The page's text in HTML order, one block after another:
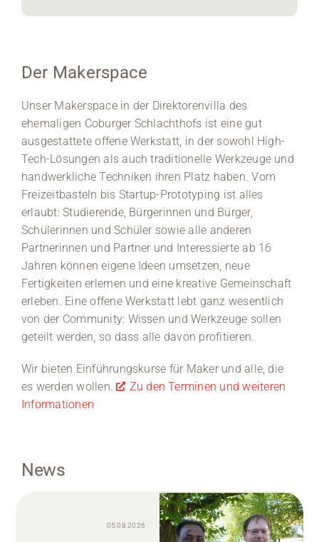
Der Makerspace
Unser Makerspace in der Direktorenvilla des
ehemaligen Coburger Schlachthofs ist eine gut
ausgestattete offene Werkstatt, in der sowohl High-
Tech-Lösungen als auch traditionelle Werkzeuge und
handwerkliche Techniken ihren Platz haben. Vom
Freizeitbasteln bis Startup-Prototyping ist alles
erlaubt: Studierende, Bürgerinnen und Bürger,
Schülerinnen und Schüler sowie alle anderen
Partnerinnen und Partner und Interessierte ab 16
Jahren können eigene Ideen umsetzen, neue
Fertigkeiten erlernen und eine kreative Gemeinschaft
erleben. Eine offene Werkstatt lebt ganz wesentlich
von der Community: Wissen und Werkzeuge sollen
geteilt werden, so dass alle davon profitieren.
Wir bieten Einführungskurse für Maker und alle, die
es werden wollen.
Zu den Terminen und weiteren
Informationen
News
05.08.2026